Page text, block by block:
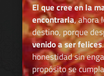
El que cree en la
encontrarla, ahora
destino, porque
venido a ser felices
honestidad sin
propósito se